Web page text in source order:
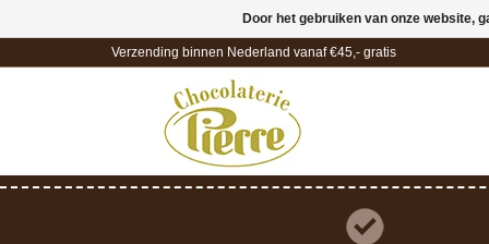
Verzending binnen Nederland vanaf €45,- gratis
Door het gebruiken van onze website,